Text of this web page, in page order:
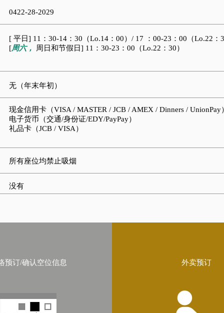
0422-28-2029
[ 平日] 11：30-14：30（Lo.14：00）/ 17
：00-23：00（Lo.22：
[周六， 周日和节假日] 11：30-23：00（Lo.22：30）
无（年末年初）
现金信用卡（VISA / MASTER / JCB / AMEX / Dinners / UnionPay）
电子货币（交通/身份证/EDY/PayPay）
礼品卡（JCB / VISA）
所有座位均禁止吸烟
没有
预订/确认空位信息 外卖预订